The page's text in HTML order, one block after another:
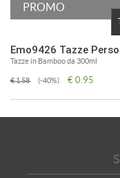
PROMO
Emo9426 Tazze
Tazze in Bamboo da 300ml
€ 1.58 (-40%) € 0.95